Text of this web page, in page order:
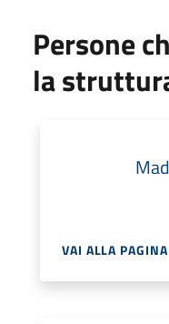
Persone
la
VAI ALLA PAGINA